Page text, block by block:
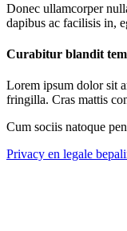
Donec ullamcorper
dapibus ac facilisis in,
Curabitur blandit
Lorem ipsum dolor sit
fringilla. Cras mattis
Cum sociis natoque
Privacy en legale